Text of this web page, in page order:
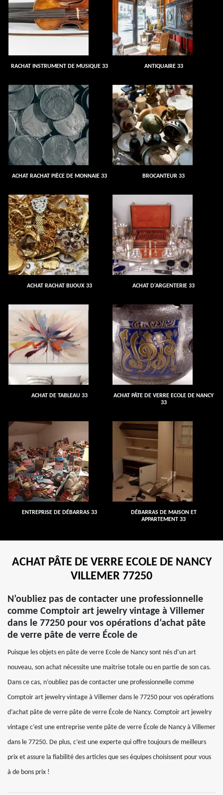
RACHAT INSTRUMENT DE MUSIQUE 33 ANTIQUAIRE 33
ACHAT RACHAT PIÈCE DE MONNAIE 33 BROCANTEUR 33
ACHAT RACHAT BIJOUX 33 ACHAT D'ARGENTERIE 33
ACHAT DE TABLEAU 33
ACHAT PÂTE DE VERRE ECOLE DE NANCY
33
ENTREPRISE DE DÉBARRAS 33
DÉBARRAS DE MAISON ET
APPARTEMENT 33
ACHAT PÂTE DE VERRE ECOLE DE NANCY
VILLEMER 77250
N’oubliez pas de contacter une professionnelle
comme Comptoir art jewelry vintage à Villemer
dans le 77250 pour vos opérations d’achat pâte
de verre pâte de verre École de
Puisque les objets en pâte de verre Ecole de Nancy sont nés d’un art
nouveau, son achat nécessite une maitrise totale ou en partie de son cas.
Dans ce cas, n’oubliez pas de contacter une professionnelle comme
Comptoir art jewelry vintage à Villemer dans le 77250 pour vos opérations
d’achat pâte de verre pâte de verre École de Nancy. Comptoir art jewelry
vintage c’est une entreprise vente pâte de verre École de Nancy à Villemer
dans le 77250. De plus, c’est une experte qui offre toujours de meilleurs
prix et assure la fiabilité des articles que ses équipes choisissent pour vous
à de bons prix !